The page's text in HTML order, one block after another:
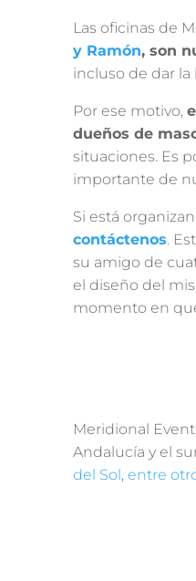
Las oficinas de
y Ramón, son
incluso de dar la
Por ese motivo,
dueños de
situaciones. Es
importante de
Si está
contáctenos.
su amigo de
el diseño del
momento en
Meridional
Andalucía y el
del Sol, entre